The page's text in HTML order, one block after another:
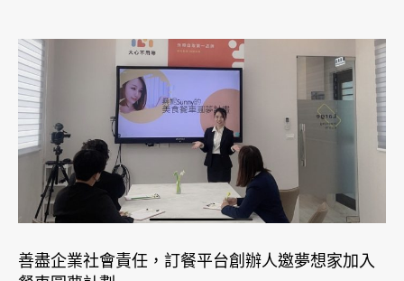
善盡企業社會責任，訂餐平台創辦人邀夢想家加入